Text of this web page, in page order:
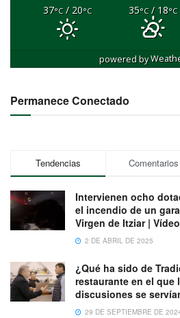
37°C/ 20°C 35°C/ 18°C
powered by
Permanece Conectado
Tendencias Comentarios
Intervienen ocho
el incendio de un
Virgen de Itziar | Vídeo
2 DE ABRIL DE 2025
¿Qué ha sido de
restaurante en el que
discusiones se
29 DE SEPTIEMBRE DE